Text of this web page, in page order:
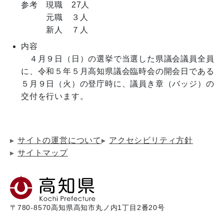
参考　現職　27人
元職　３人
新人　７人
内容
４月９日（日）の選挙で当選した県議会議員全員
に、令和５年５月高知県議会臨時会の開会日である
５月９日（火）の登庁時に、議員き章（バッジ）の
サイトの運営について
アクセシビリティ方針
サイトマップ
〒780-8570高知県高知市丸ノ内1丁目2番20号